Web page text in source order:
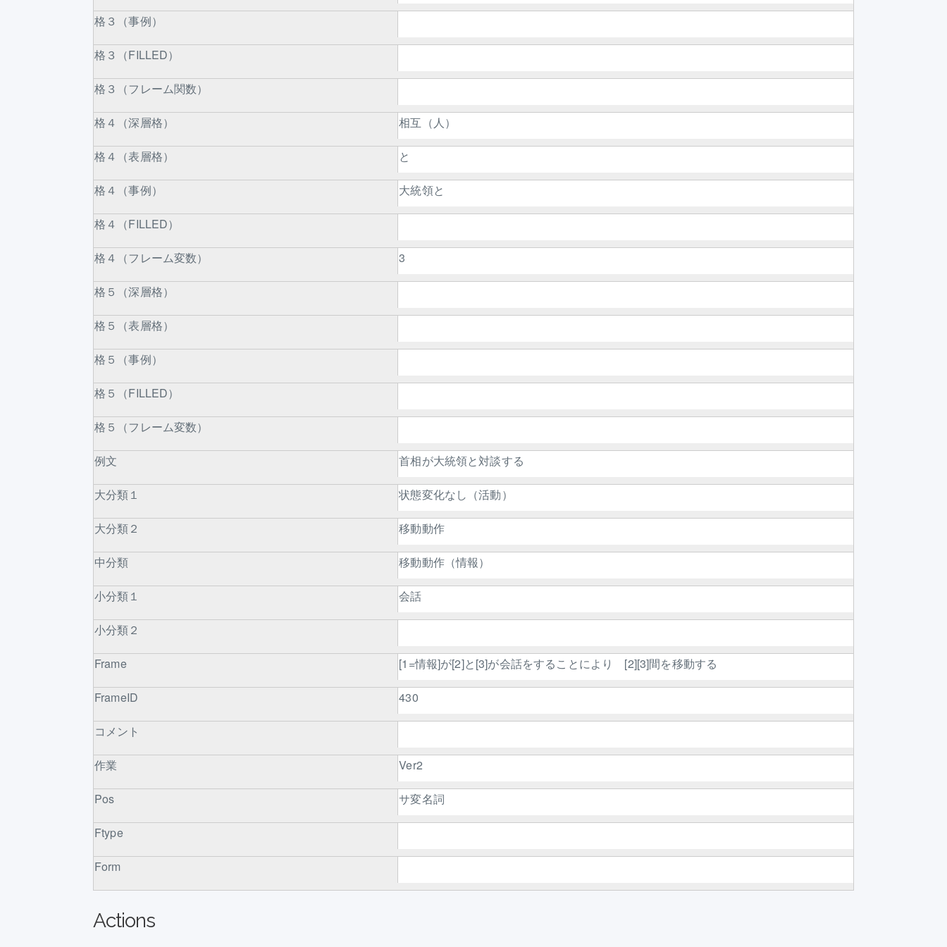
格３（事例）
格３（FILLED）
格３（フレーム関数）
格４（深層格） 相互（人）
格４（表層格） と
格４（事例） 大統領と
格４（FILLED）
格４（フレーム変数） 3
格５（深層格）
格５（表層格）
格５（事例）
格５（FILLED）
格５（フレーム変数）
例文 首相が大統領と対談する
大分類１ 状態変化なし（活動）
大分類２ 移動動作
中分類 移動動作（情報）
小分類１ 会話
小分類２
Frame [1=情報]が[2]と[3]が会話をすることにより [2][3]間を移動する
FrameID 430
コメント
作業 Ver2
Pos サ変名詞
Ftype
Form
Actions